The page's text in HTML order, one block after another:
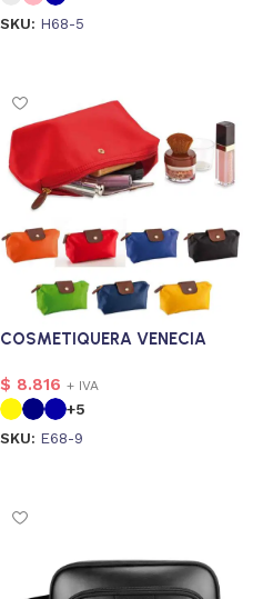
SKU: H68-5
COSMETIQUERA VENECIA
$ 8.816 + IVA
+5
SKU: E68-9